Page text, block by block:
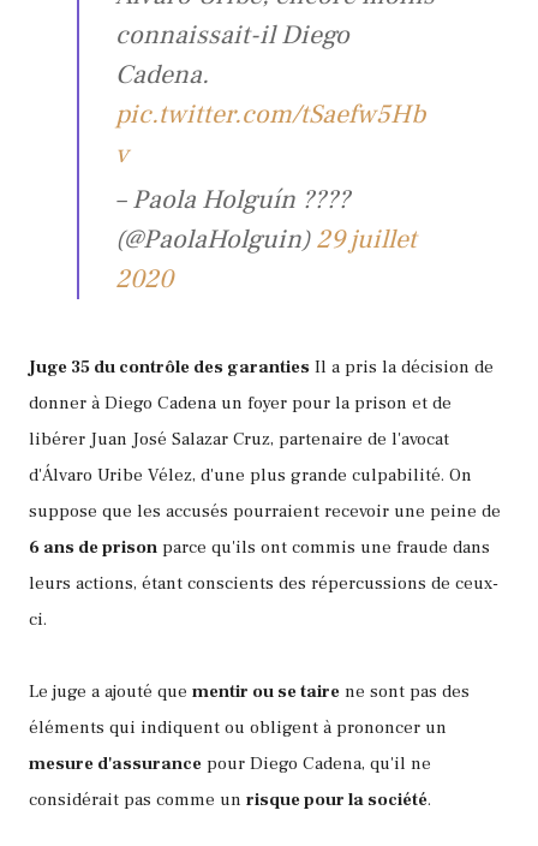
connaissait-il Diego
Cadena.
pic.twitter.com/tSaefw5Hb
v
– Paola Holguín ????
(@PaolaHolguin)29 juillet
2020
Juge 35 du contrôle des garanties Il a pris la décision de
donner à Diego Cadena un foyer pour la prison et de
libérer Juan José Salazar Cruz, partenaire de l'avocat
d'Álvaro Uribe Vélez, d'une plus grande culpabilité. On
suppose que les accusés pourraient recevoir une peine de
6 ans de prison parce qu'ils ont commis une fraude dans
leurs actions, étant conscients des répercussions de ceux-
ci.
Le juge a ajouté que mentir ou se taire ne sont pas des
éléments qui indiquent ou obligent à prononcer un
mesure d'assurance pour Diego Cadena, qu'il ne
considérait pas comme un risque pour la société.